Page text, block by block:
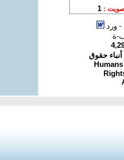
ورد
ة